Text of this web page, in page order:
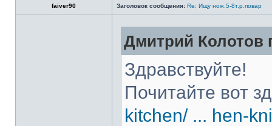
faiver90 Заголовок сообщения: Re: Ищу нож.5-8т.р.повар
Дмитрий Колотов
Здравствуйте!
Почитайте вот
kitchen/ ... hen-